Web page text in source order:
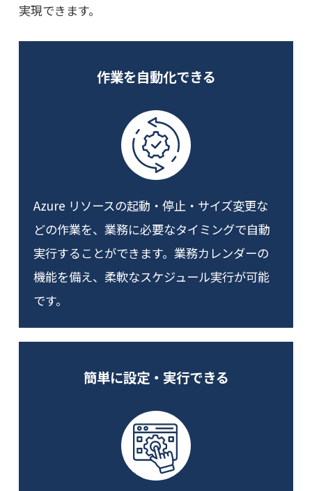
実現できます。
作業を自動化できる
Azure リソースの起動・停止・サイズ変更な
どの作業を、業務に必要なタイミングで自動
実行することができます。業務カレンダーの
機能を備え、柔軟なスケジュール実行が可能
です。
簡単に設定・実行できる